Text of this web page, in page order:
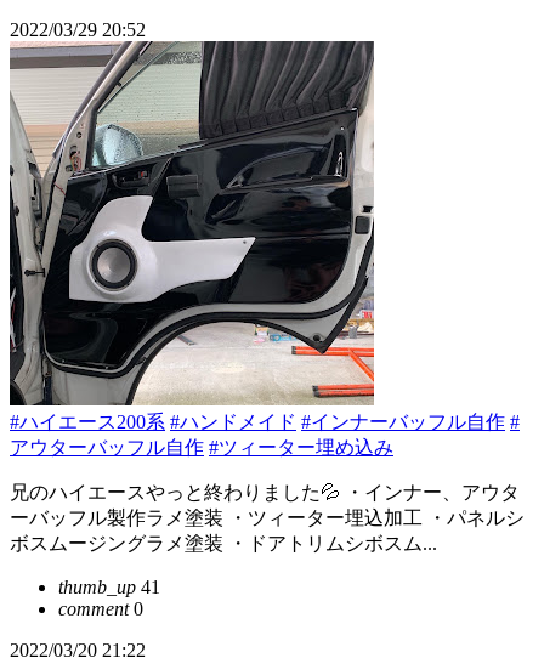
2022/03/29 20:52
#ハイエース200系 #ハンドメイド #インナーバッフル自作 #
アウターバッフル自作 #ツィーター埋め込み
兄のハイエースやっと終わりました💦 ・インナー、アウタ
ーバッフル製作ラメ塗装 ・ツィーター埋込加工 ・パネルシ
ボスムージングラメ塗装 ・ドアトリムシボスム...
thumb_up 41
comment0
2022/03/20 21:22